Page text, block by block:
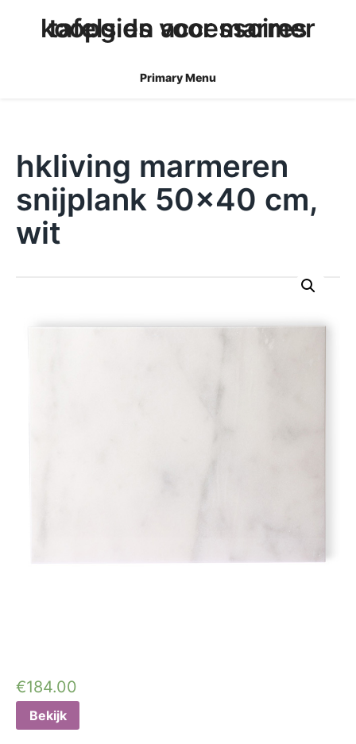
koopgids voor marmer tafels en accessoires
Primary Menu
hkliving marmeren
snijplank 50×40 cm,
wit
€184.00
Bekijk